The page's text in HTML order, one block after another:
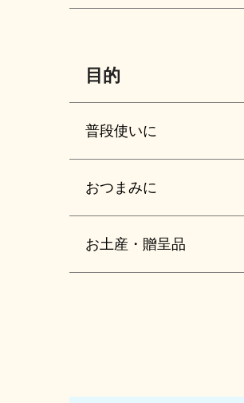
目的
普段使いに
おつまみに
お土産・贈呈品